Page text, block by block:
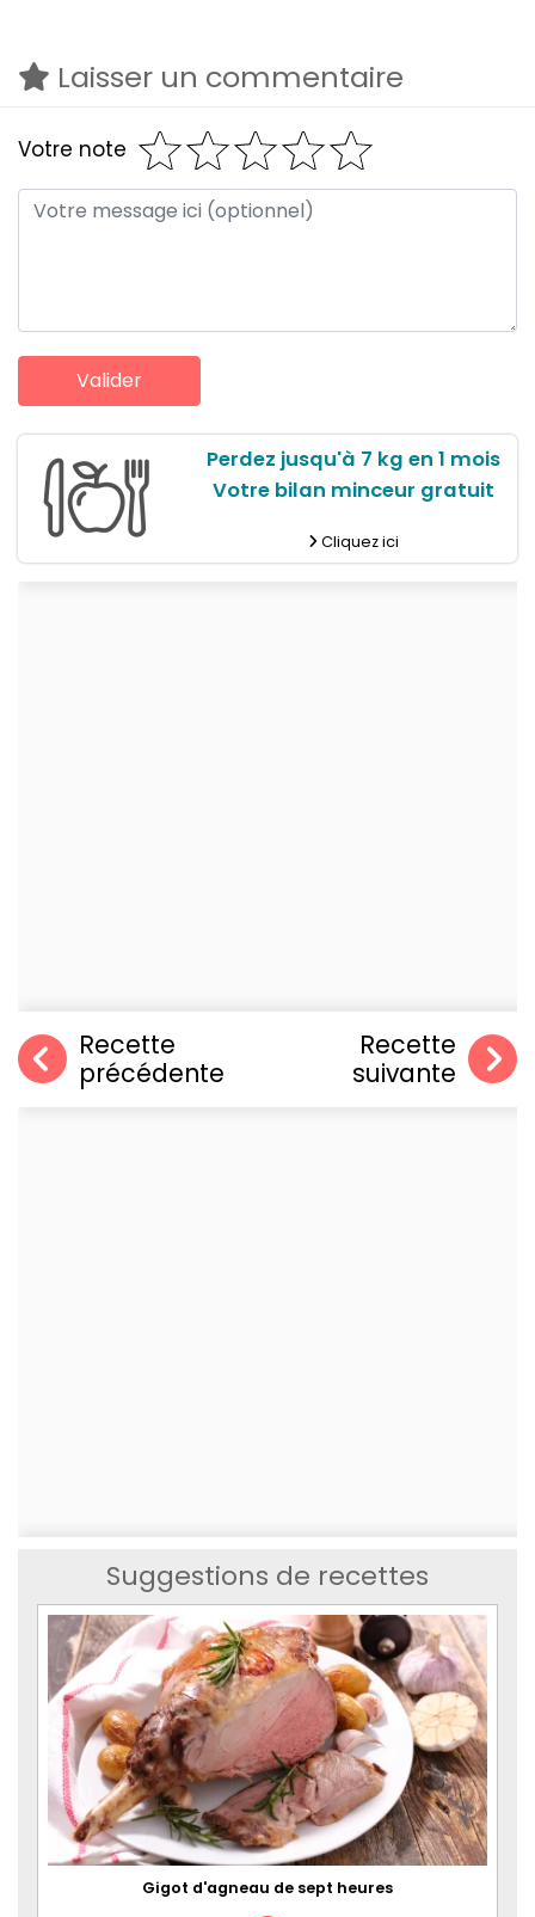
Laisser un commentaire
Votre note
Perdez jusqu'à 7 kg en 1 mois
Votre bilan minceur gratuit
Cliquez ici
Recette
précédente
Recette
suivante
Suggestions de recettes
Gigot d'agneau de sept heures